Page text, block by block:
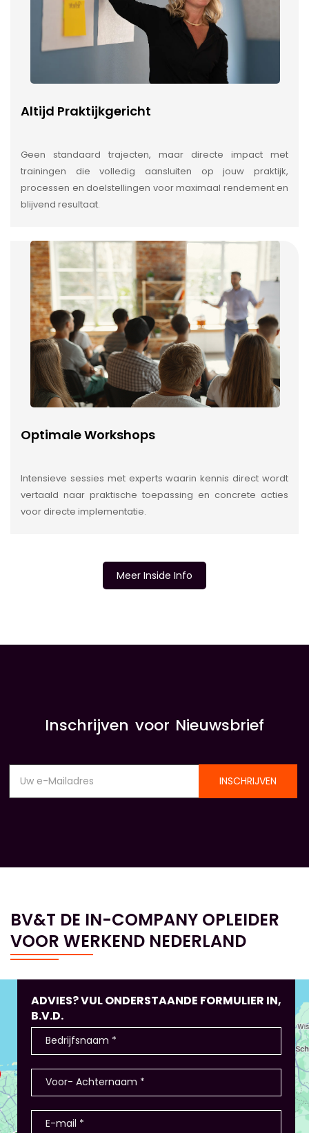
Altijd Praktijkgericht
Geen standaard trajecten, maar directe impact met
trainingen die volledig aansluiten op jouw praktijk,
processen en doelstellingen voor maximaal rendement en
blijvend resultaat.
Optimale Workshops
Intensieve sessies met experts waarin kennis direct wordt
vertaald naar praktische toepassing en concrete acties
voor directe implementatie.
Meer Inside Info
Inschrijven voor Nieuwsbrief
INSCHRIJVEN
BV&T DE IN-COMPANY OPLEIDER
VOOR WERKEND NEDERLAND
ADVIES? VUL ONDERSTAANDE FORMULIER IN,
B.V.D.